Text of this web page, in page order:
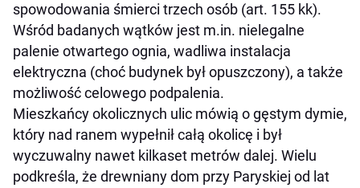
spowodowania śmierci trzech osób (art. 155 kk).
Wśród badanych wątków jest m.in. nielegalne
palenie otwartego ognia, wadliwa instalacja
elektryczna (choć budynek był opuszczony), a także
możliwość celowego podpalenia.
Mieszkańcy okolicznych ulic mówią o gęstym dymie,
który nad ranem wypełnił całą okolicę i był
wyczuwalny nawet kilkaset metrów dalej. Wielu
podkreśla, że drewniany dom przy Paryskiej od lat